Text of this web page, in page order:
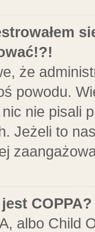
że
powodu.
nie pisali
Jeżeli to
COPPA?
albo Child